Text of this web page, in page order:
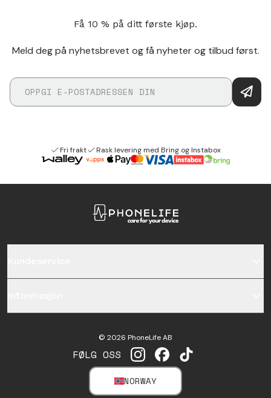
Få 10 % på ditt første kjøp.
Meld deg på nyhetsbrevet og få nyheter og tilbud først.
Fri frakt Rask levering med Bring og Instabox
FØLG OSS INSTAGRAM
FACEBOOKTIKTOK
NORWAY
SELECT MARKET
© 2026 PhoneLife AB